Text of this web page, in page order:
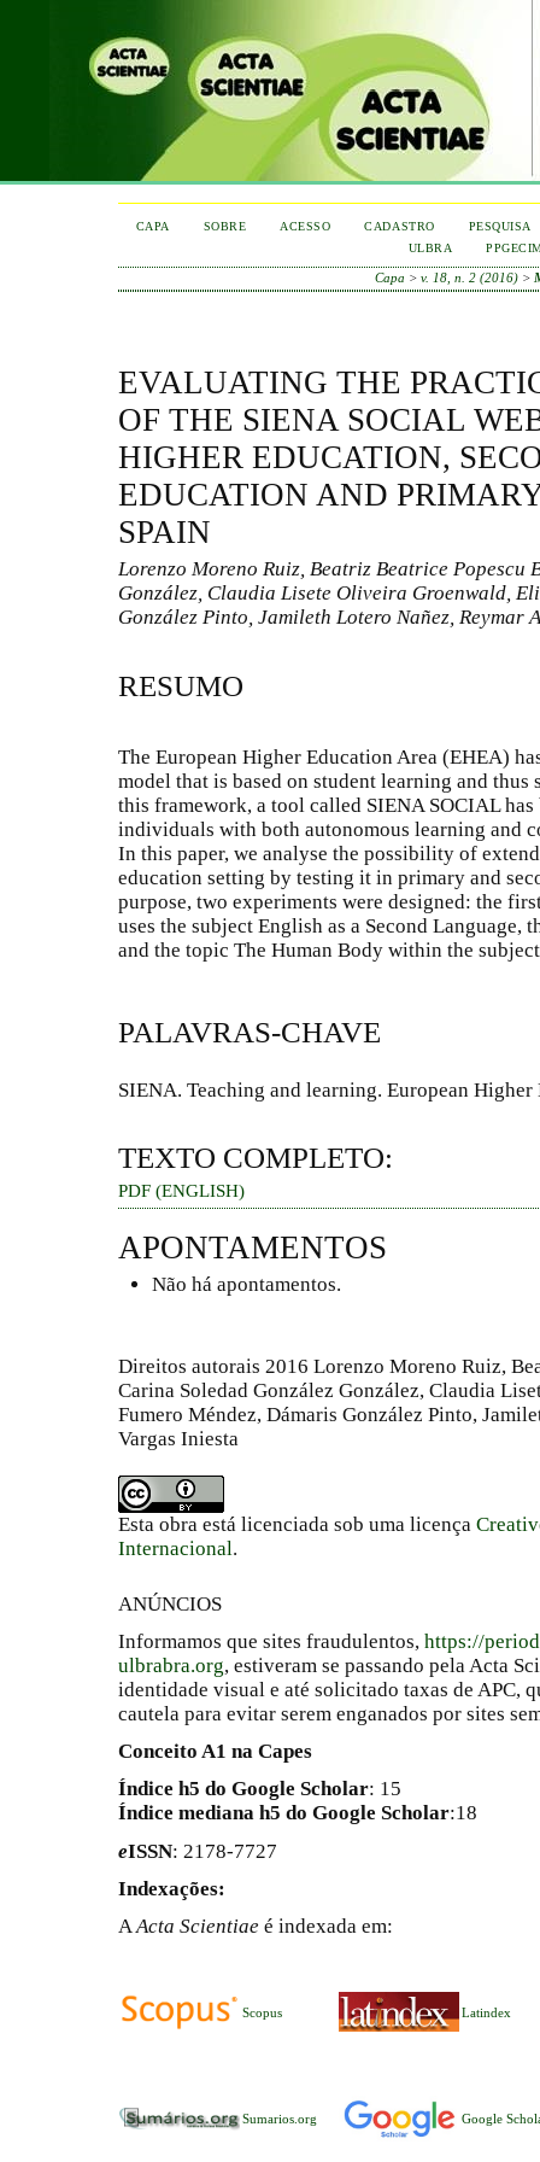
CAPA SOBRE ACESSO CADASTRO
PESQUISA
ULBRA
Capa > v. 18, n. 2 (2016)>
EVALUATING THE
OF THE SIENA SOCIAL
HIGHER EDUCATION,
EDUCATION AND
SPAIN
Lorenzo Moreno Ruiz, Beatriz Beatrice Popescu
González, Claudia Lisete Oliveira Groenwald,
González Pinto, Jamileth Lotero Nañez, Reymar
RESUMO
The European Higher Education Area (EHEA)
model that is based on student learning and
this framework, a tool called SIENA SOCIAL
individuals with both autonomous learning and
In this paper, we analyse the possibility of
education setting by testing it in primary and
purpose, two experiments were designed: the
uses the subject English as a Second Language,
and the topic The Human Body within the
PALAVRAS-CHAVE
SIENA. Teaching and learning. European Higher
TEXTO COMPLETO:
PDF (ENGLISH)
APONTAMENTOS
Não há apontamentos.
Direitos autorais 2016 Lorenzo Moreno Ruiz,
Carina Soledad González González, Claudia
Fumero Méndez, Dámaris González Pinto,
Vargas Iniesta
Esta obra está licenciada sob uma licença
Internacional.
ANÚNCIOS
Informamos que sites fraudulentos, https://
ulbrabra.org, estiveram se passando pela Acta
identidade visual e até solicitado taxas de APC,
cautela para evitar serem enganados por sites
Conceito A1 na Capes
Índice h5 do Google Scholar: 15
Índice mediana h5 do Google Scholar:18
eISSN: 2178-7727
Indexações:
AActa Scientiae é indexada em:
Scopus Latindex
Sumarios.org Google